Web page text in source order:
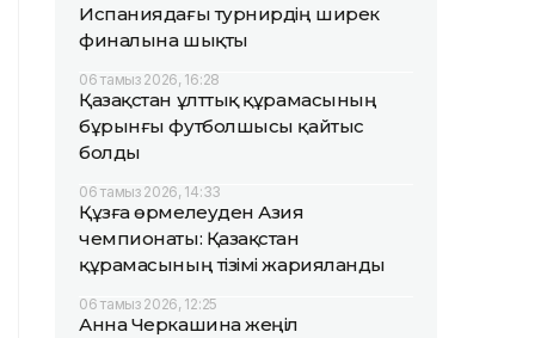
Испаниядағы турнирдің ширек
финалына шықты
06 тамыз 2026, 16:28
Қазақстан ұлттық құрамасының
бұрынғы футболшысы қайтыс
болды
06 тамыз 2026, 14:33
Құзға өрмелеуден Азия
чемпионаты: Қазақстан
құрамасының тізімі жарияланды
06 тамыз 2026, 12:25
Анна Черкашина жеңіл